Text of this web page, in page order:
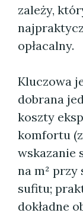
zależy,
opłacalny.
Kluczowa
dobrana
koszty
komfortu
wskazanie
na m²
sufitu;
dokładne